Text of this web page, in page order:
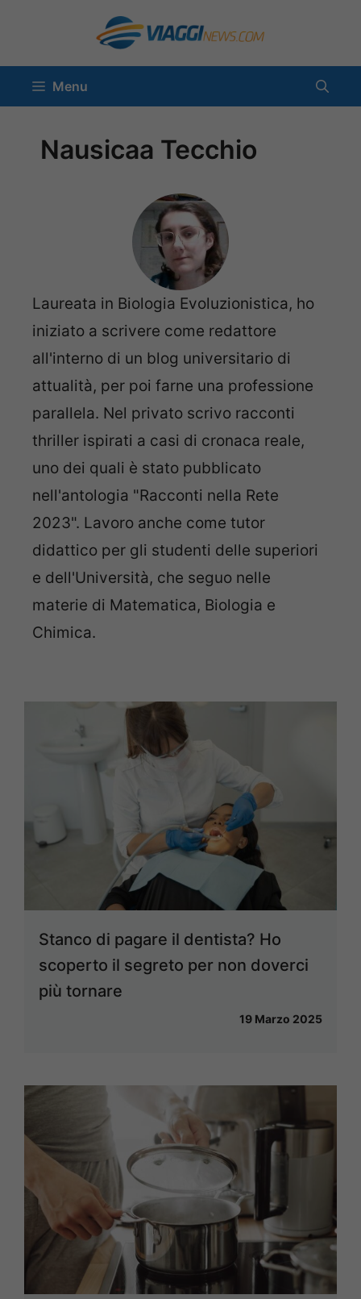
contenuto
Menu
Nausicaa Tecchio
Laureata in Biologia Evoluzionistica, ho
iniziato a scrivere come redattore
all'interno di un blog universitario di
attualità, per poi farne una professione
parallela. Nel privato scrivo racconti
thriller ispirati a casi di cronaca reale,
uno dei quali è stato pubblicato
nell'antologia "Racconti nella Rete
2023". Lavoro anche come tutor
didattico per gli studenti delle superiori
e dell'Università, che seguo nelle
materie di Matematica, Biologia e
Chimica.
Stanco di pagare il dentista? Ho
scoperto il segreto per non doverci
più tornare
19 Marzo 2025